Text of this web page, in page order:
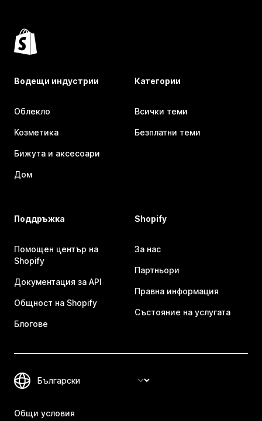
Водещи индустрии
Облекло
Козметика
Бижута и аксесоари
Дом
Категории
Всички теми
Безплатни теми
Поддръжка
Помощен център на
Shopify
Документация за API
Общност на Shopify
Блогове
Shopify
За нас
Партньори
Правна информация
Състояние на услугата
Общи условия